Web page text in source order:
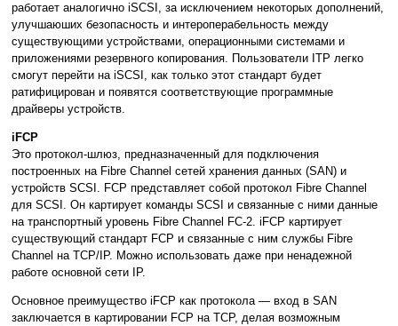
работает аналогично iSCSI, за исключением некоторых дополнений,
улучшаюших безопасность и интероперабельность между
существующими устройствами, операционными системами и
приложениями резервного копирования. Пользователи ITP легко
смогут перейти на iSCSI, как только этот стандарт будет
ратифицирован и появятся соответствующие программные
драйверы устройств.
iFCP
Это протокол-шлюз, предназначенный для подключения
построенных на Fibre Channel сетей хранения данных (SAN) и
устройств SCSI. FCP представляет собой протокол Fibre Channel
для SCSI. Он картирует команды SCSI и связанные с ними данные
на транспортный уровень Fibre Channel FC-2. iFCP картирует
существующий стандарт FCP и связанные с ним службы Fibre
Channel на TCP/IP. Можно использовать даже при ненадежной
работе основной сети IP.
Основное преимущество iFCP как протокола — вход в SAN
заключается в картировании FCP на TCP, делая возможным